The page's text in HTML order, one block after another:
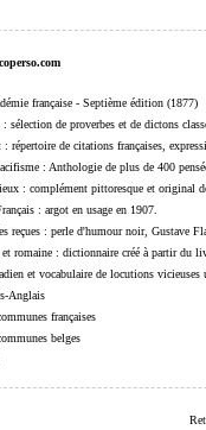
française - Septième édition (1877)
: sélection de proverbes et de dictons
: répertoire de citations françaises,
: Anthologie de plus de 400
: complément pittoresque et original
: argot en usage en 1907.
reçues : perle d'humour noir, Gustave
romaine : dictionnaire créé à partir du
et vocabulaire de locutions vicieuses
Anglais
françaises
belges